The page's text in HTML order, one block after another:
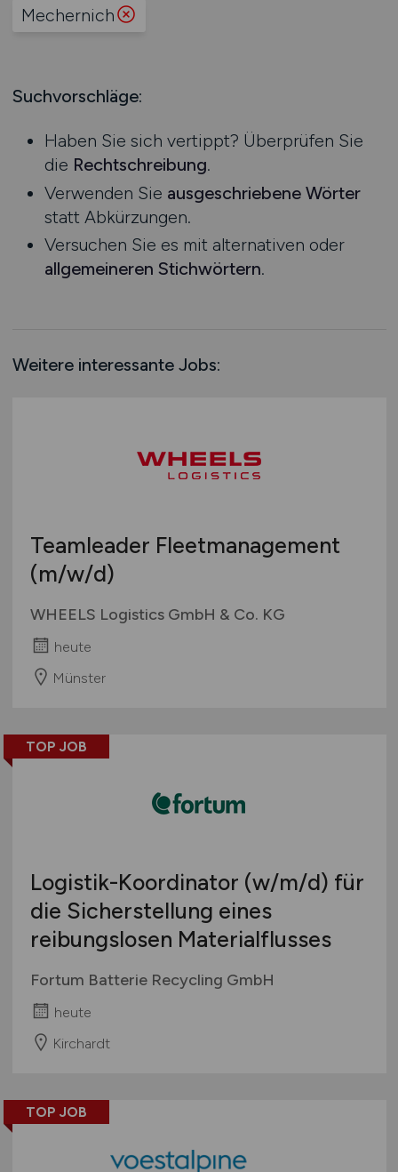
Prozessplanung / Steuerung
Supply Chain Management
Vertrieb / Verkauf / Handel
Zoll / Behörden
Sonstige
Praktikum
Hessen
Nordrhein-Westfalen
Saarland
Sachsen
Sachsen-Anhalt
Schleswig-Holstein
Thüringen
Deutschlandweit
Europa
Mechernich
Suchvorschläge:
Haben Sie sich vertippt? Überprüfen Sie
die Rechtschreibung.
Verwenden Sie ausgeschriebene Wörter
statt Abkürzungen.
Versuchen Sie es mit alternativen oder
allgemeineren Stichwörtern.
Weitere interessante Jobs:
Teamleader Fleetmanagement
(m/w/d)
WHEELS Logistics GmbH & Co. KG
heute
Münster
TOP JOB
Logistik-Koordinator (w/m/d) für
die Sicherstellung eines
reibungslosen Materialflusses
Fortum Batterie Recycling GmbH
heute
Kirchardt
TOP JOB